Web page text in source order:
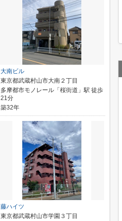
大南ビル
東京都武蔵村山市大南２丁目
多摩都市モノレール「桜街道」駅 徒歩
21分
築32年
藤ハイツ
東京都武蔵村山市学園３丁目